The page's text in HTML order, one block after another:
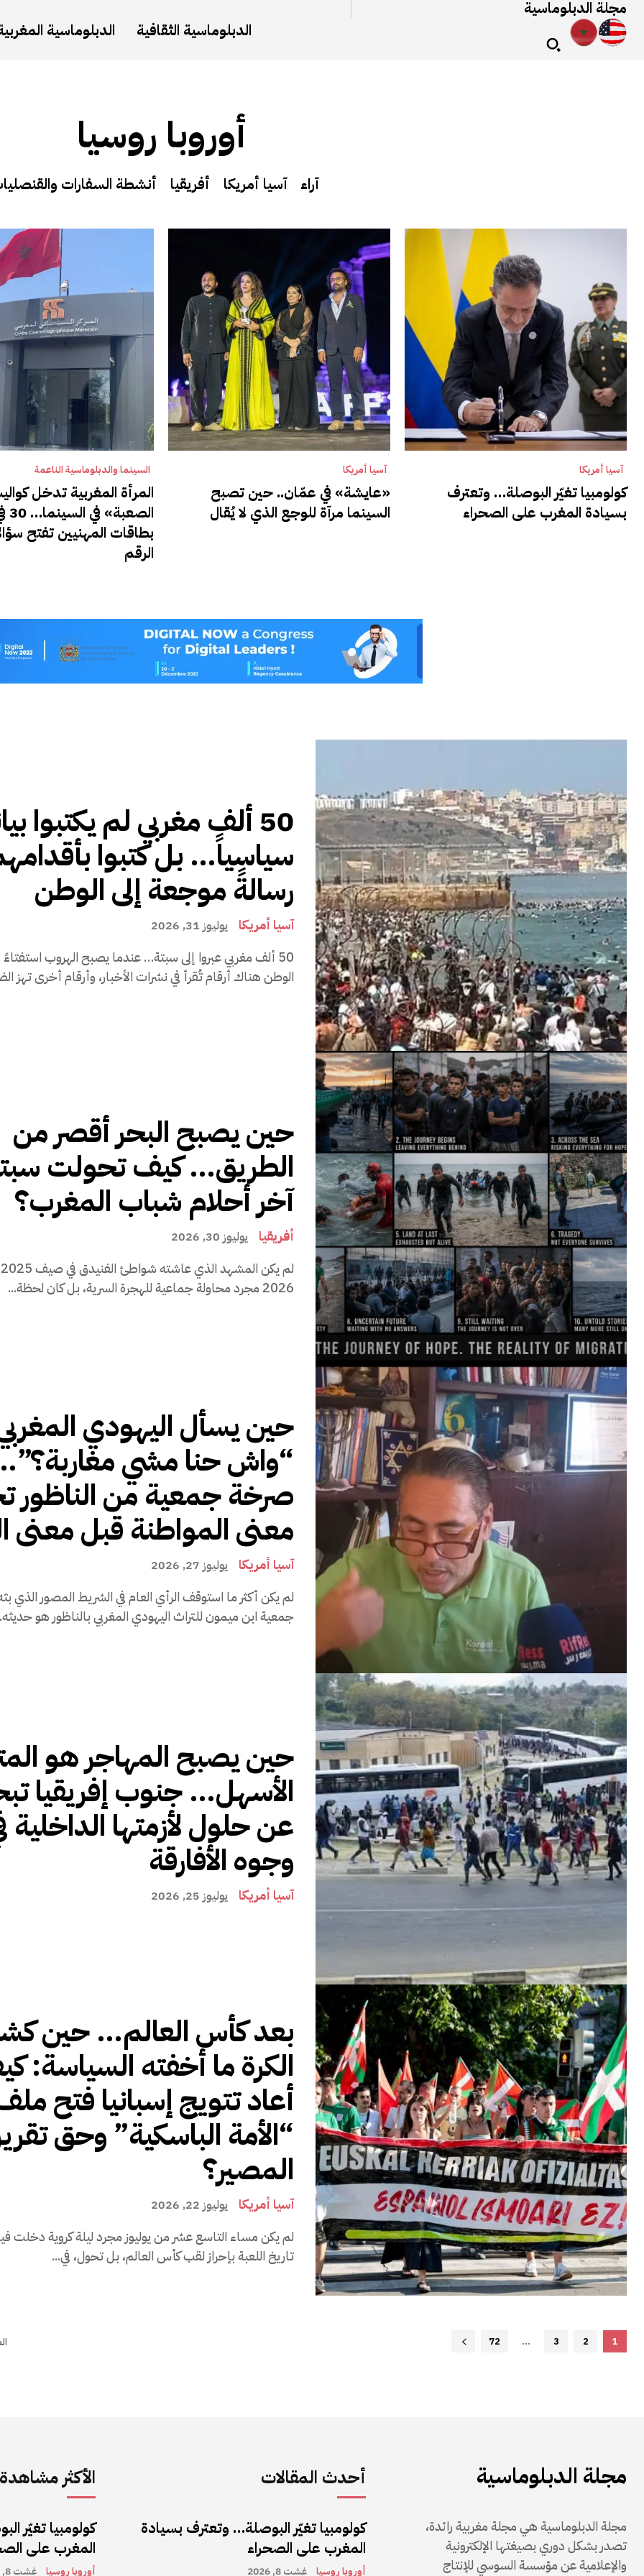
مجلة الدبلوماسية
الدبلوماسية الثقافية
الدبلوماسية
أوروبا روسيا
آراء آسيا أمريكا أفريقيا أنشطة السفارات
آسيا أمريكا
كولومبيا تغيّر البوصلة… وتعترف
بسيادة المغرب على الصحراء
آسيا أمريكا
«عايشة» في عمّان.. حين تصبح
السينما مرآة للوجع الذي لا يُقال
السينما والدبلوماسية الناعمة
المرأة المغربية تدخل
بطاقات المهنيين تفتح
الرقم
50 ألف مغربي لم يكتبوا
سياسياً… بل كتبوا
رسالةً موجعة إلى الوطن
آسيا أمريكا يوليوز 31, 2026
50 ألف مغربي عبروا إلى سبتة… عندما يصبح الهروب
الوطن هناك أرقام تُقرأ في نشرات الأخبار، وأرقام أخرى تهز
حين يصبح البحر أقصر من
الطريق… كيف تحولت
آخر أحلام شباب المغرب؟
أفريقيا يوليوز 30, 2026
2026 مجرد محاولة جماعية للهجرة السرية، بل كان لحظة...
حين يسأل اليهودي
“واش حنا مشي
صرخة جمعية من الناظور
معنى المواطنة قبل معنى
آسيا أمريكا يوليوز 27, 2026
لم يكن أكثر ما استوقف الرأي العام في الشريط المصور الذي
جمعية ابن ميمون للتراث اليهودي المغربي بالناظور هو
حين يصبح المهاجر هو
الأسهل… جنوب إفريقيا
عن حلول لأزمتها الداخلية
وجوه الأفارقة
آسيا أمريكا يوليوز 25, 2026
بعد كأس العالم… حين
الكرة ما أخفته السياسة:
أعاد تتويج إسبانيا فتح
“الأمة الباسكية” وحق
المصير؟
آسيا أمريكا يوليوز 22, 2026
لم يكن مساء التاسع عشر من يوليوز مجرد ليلة كروية دخلت
تاريخ اللعبة بإحراز لقب كأس العالم، بل تحول، في...
1
2
3
...
72
الأكثر مشاهدة
كولومبيا تغيّر
المغرب على
أوروبا روسيا غشت 8, 2026
أحدث المقالات
كولومبيا تغيّر البوصلة… وتعترف بسيادة
المغرب على الصحراء
أوروبا روسيا غشت 8, 2026
مجلة الدبلوماسية
مجلة الدبلوماسية هي مجلة مغربية رائدة،
تصدر بشكل دوري بصيغتها الإلكترونية
والإعلامية عن مؤسسة السوسي للإنتاج